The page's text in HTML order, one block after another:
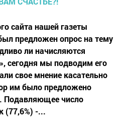
сайта нашей газеты
предложен опрос на тему
ли начисляются
сегодня мы подводим его
свое мнение касательно
им было предложено
Подавляющее число
(77,6%) -...